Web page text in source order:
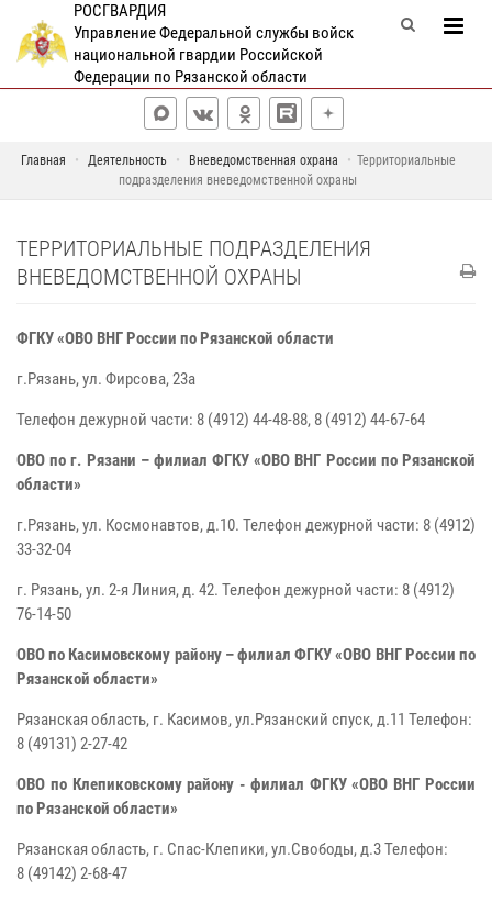
РОСГВАРДИЯ
Управление Федеральной службы войск
национальной гвардии Российской
Федерации по Рязанской области
Главная Деятельность Вневедомственная охрана
Территориальные
подразделения вневедомственной охраны
ТЕРРИТОРИАЛЬНЫЕ ПОДРАЗДЕЛЕНИЯ
ВНЕВЕДОМСТВЕННОЙ ОХРАНЫ
ФГКУ «ОВО ВНГ России по Рязанской области
г.Рязань, ул. Фирсова, 23а
Телефон дежурной части: 8 (4912) 44-48-88, 8 (4912) 44-67-64
ОВО по г. Рязани – филиал ФГКУ «ОВО ВНГ России по Рязанской
области»
г.Рязань, ул. Космонавтов, д.10. Телефон дежурной части: 8 (4912)
33-32-04
г. Рязань, ул. 2-я Линия, д. 42. Телефон дежурной части: 8 (4912)
76-14-50
ОВО по Касимовскому району – филиал ФГКУ «ОВО ВНГ России по
Рязанской области»
Рязанская область, г. Касимов, ул.Рязанский спуск, д.11 Телефон:
8 (49131) 2-27-42
ОВО по Клепиковскому району - филиал ФГКУ «ОВО ВНГ России
по Рязанской области»
Рязанская область, г. Спас-Клепики, ул.Свободы, д.3Телефон:
8 (49142) 2-68-47